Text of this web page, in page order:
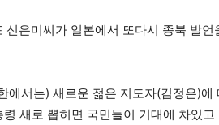
은미씨가 일본에서 또다시 종북 발언
에서는) 새로운 젊은 지도자(김정은)에
새로 뽑히면 국민들이 기대에 차있고